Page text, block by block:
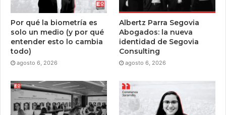
Por qué la biometría es
solo un medio (y por qué
entender esto lo cambia
todo)
agosto 6, 2026
Albertz Parra Segovia
Abogados: la nueva
identidad de Segovia
Consulting
agosto 6, 2026